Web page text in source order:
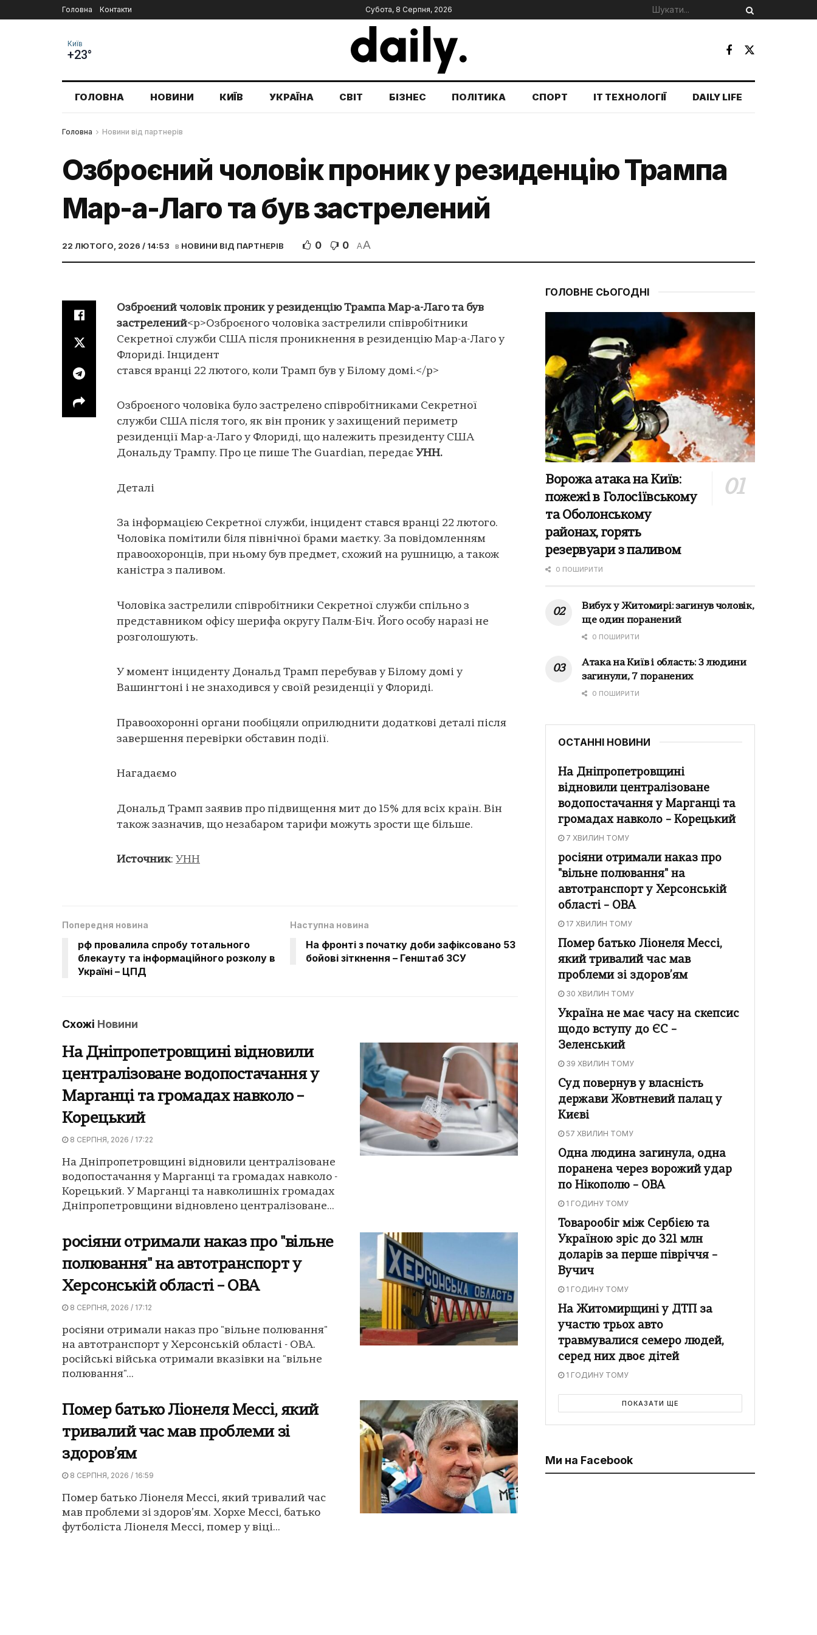
Головна Контакти Субота, 8 Серпня, 2026
Київ
+23°
ГОЛОВНА НОВИНИ КИЇВ УКРАЇНА СВІТ БІЗНЕС ПОЛІТИКА СПОРТ IT ТЕХНОЛОГІЇ DAILY LIFE
Головна Новини від партнерів
Озброєний чоловік проник у резиденцію Трампа
Мар-а-Лаго та був застрелений
22 ЛЮТОГО, 2026 / 14:53 в НОВИНИ ВІД ПАРТНЕРІВ 0 0 AA
Озброєний чоловік проник у резиденцію Трампа Мар-а-Лаго та був
застрелений<p>Озброєного чоловіка застрелили співробітники
Секретної служби США після проникнення в резиденцію Мар-а-Лаго у
Флориді. Інцидент
стався вранці 22 лютого, коли Трамп був у Білому домі.</p>
Озброєного чоловіка було застрелено співробітниками Секретної
служби США після того, як він проник у захищений периметр
резиденції Мар-а-Лаго у Флориді, що належить президенту США
Дональду Трампу. Про це пише The Guardian, передає УНН.
Деталі
За інформацією Секретної служби, інцидент стався вранці 22 лютого.
Чоловіка помітили біля північної брами маєтку. За повідомленням
правоохоронців, при ньому був предмет, схожий на рушницю, а також
каністра з паливом.
Чоловіка застрелили співробітники Секретної служби спільно з
представником офісу шерифа округу Палм-Біч. Його особу наразі не
розголошують.
У момент інциденту Дональд Трамп перебував у Білому домі у
Вашингтоні і не знаходився у своїй резиденції у Флориді.
Правоохоронні органи пообіцяли оприлюднити додаткові деталі після
завершення перевірки обставин події.
Нагадаємо
Дональд Трамп заявив про підвищення мит до 15% для всіх країн. Він
також зазначив, що незабаром тарифи можуть зрости ще більше.
Источник: УНН
Попередня новина
рф провалила спробу тотального
блекауту та інформаційного розколу в
Україні – ЦПД
Наступна новина
На фронті з початку доби зафіксовано 53
бойові зіткнення – Генштаб ЗСУ
Схожі Новини
На Дніпропетровщині відновили
централізоване водопостачання у
Марганці та громадах навколо –
Корецький
8 СЕРПНЯ, 2026 / 17:22
На Дніпропетровщині відновили централізоване
водопостачання у Марганці та громадах навколо -
Корецький. У Марганці та навколишніх громадах
Дніпропетровщини відновлено централізоване...
росіяни отримали наказ про "вільне
полювання" на автотранспорт у
Херсонській області – ОВА
8 СЕРПНЯ, 2026 / 17:12
росіяни отримали наказ про "вільне полювання"
на автотранспорт у Херсонській області - ОВА.
російські війська отримали вказівки на "вільне
полювання"...
Помер батько Ліонеля Мессі, який
тривалий час мав проблеми зі
здоров’ям
8 СЕРПНЯ, 2026 / 16:59
Помер батько Ліонеля Мессі, який тривалий час
мав проблеми зі здоров’ям. Хорхе Мессі, батько
футболіста Ліонеля Мессі, помер у віці...
ГОЛОВНЕ СЬОГОДНІ
Ворожа атака на Київ:
пожежі в Голосіївському
та Оболонському
районах, горять
резервуари з паливом
0 ПОШИРИТИ
Вибух у Житомирі: загинув чоловік,
ще один поранений
0 ПОШИРИТИ
Атака на Київ і область: 3 людини
загинули, 7 поранених
0 ПОШИРИТИ
ОСТАННІ НОВИНИ
На Дніпропетровщині
відновили централізоване
водопостачання у Марганці та
громадах навколо – Корецький
7 ХВИЛИН ТОМУ
росіяни отримали наказ про
"вільне полювання" на
автотранспорт у Херсонській
області – ОВА
17 ХВИЛИН ТОМУ
Помер батько Ліонеля Мессі,
який тривалий час мав
проблеми зі здоров’ям
30 ХВИЛИН ТОМУ
Україна не має часу на скепсис
щодо вступу до ЄС –
Зеленський
39 ХВИЛИН ТОМУ
Суд повернув у власність
держави Жовтневий палац у
Києві
57 ХВИЛИН ТОМУ
Одна людина загинула, одна
поранена через ворожий удар
по Нікополю – ОВА
1 ГОДИНУ ТОМУ
Товарообіг між Сербією та
Україною зріс до 321 млн
доларів за перше півріччя –
Вучич
1 ГОДИНУ ТОМУ
На Житомирщині у ДТП за
участю трьох авто
травмувалися семеро людей,
серед них двоє дітей
1 ГОДИНУ ТОМУ
ПОКАЗАТИ ЩЕ
Ми на Facebook